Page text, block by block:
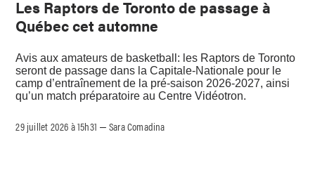
Les Raptors de Toronto de passage à
Québec cet automne
Avis aux amateurs de basketball: les Raptors de Toronto
seront de passage dans la Capitale-Nationale pour le
camp d’entraînement de la pré-saison 2026-2027, ainsi
qu’un match préparatoire au Centre Vidéotron.
29 juillet 2026 à 15h31 –Sara Comadina